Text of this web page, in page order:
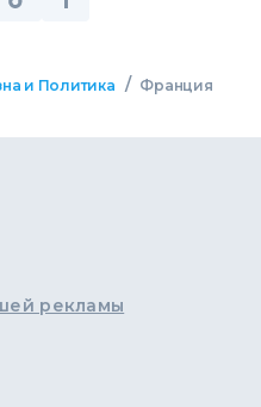
и Политика / Франция
рекламы